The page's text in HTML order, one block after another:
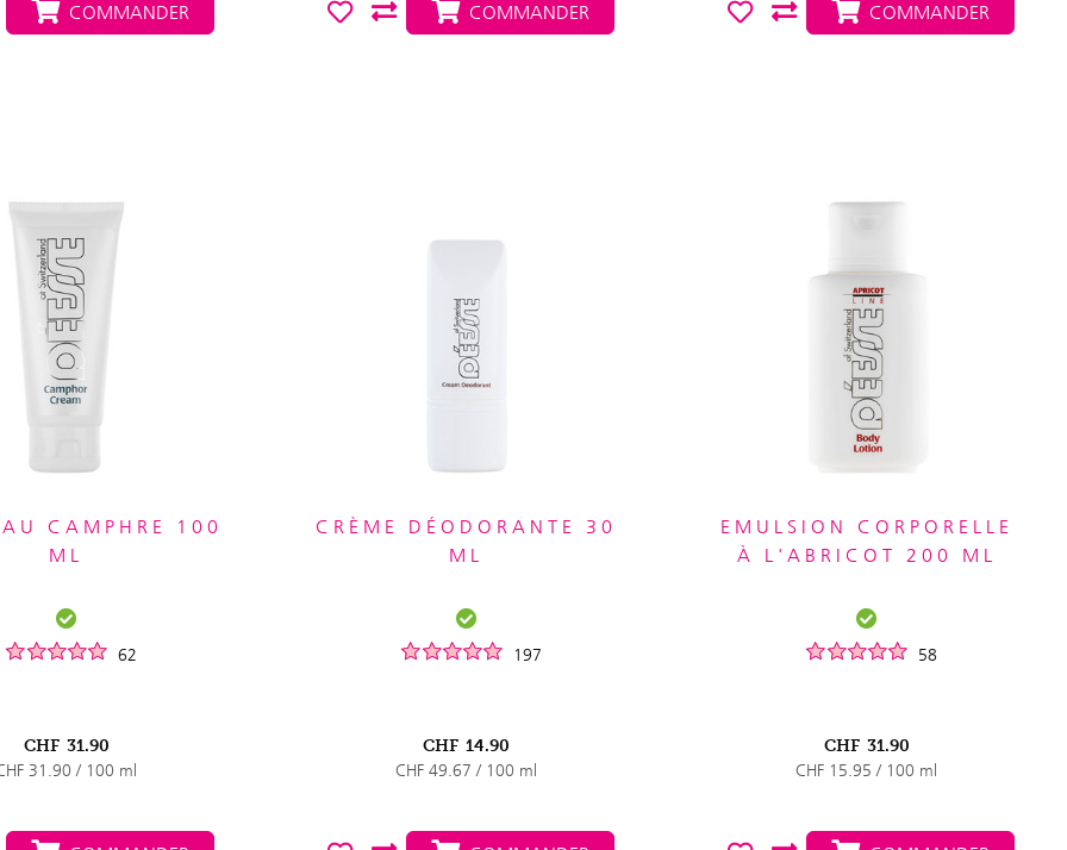
COMMANDER COMMANDER COMMANDER
AU CAMPHRE 100
ML
62
CHF 31.90
31.90 / 100 ml
CRÈME DÉODORANTE 30
ML
197
CHF 14.90
CHF 49.67 / 100 ml
EMULSION CORPORELLE
À L'ABRICOT 200 ML
58
CHF 31.90
CHF 15.95 / 100 ml